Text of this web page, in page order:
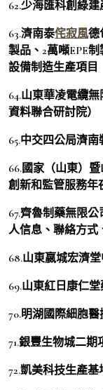
62.少海匯科創綠
63.濟南泰侘寂風德
製品、2萬噸EPE
設備制造生產項目
64.山東華凌電纜
資料聯合研討院）
65.中交四公局濟
66.國家（山東）
創新和監管服務年
67.齊魯制藥無限
人信息、聯絡方式
68.山東嬴城宏濟
69.山東紅日康仁
70.明湖國際細胞
71.銀豐生物城二期
72.凱美科技生產基